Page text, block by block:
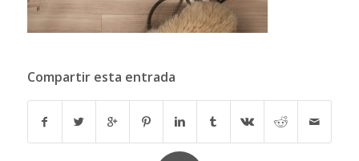
Compartir esta entrada